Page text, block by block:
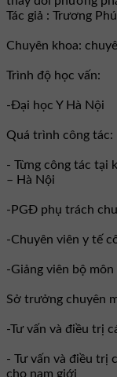
Tác giả : Trương
Chuyên khoa:
Trình độ học vấn:
-Đại học Y Hà Nội
Quá trình công tác:
- Từng công tác tại
– Hà Nội
-PGĐ phụ trách
-Chuyên viên y tế
-Giảng viên bộ
Sở trưởng chuyên
-Tư vấn và điều trị
- Tư vấn và điều trị
cho nam giới